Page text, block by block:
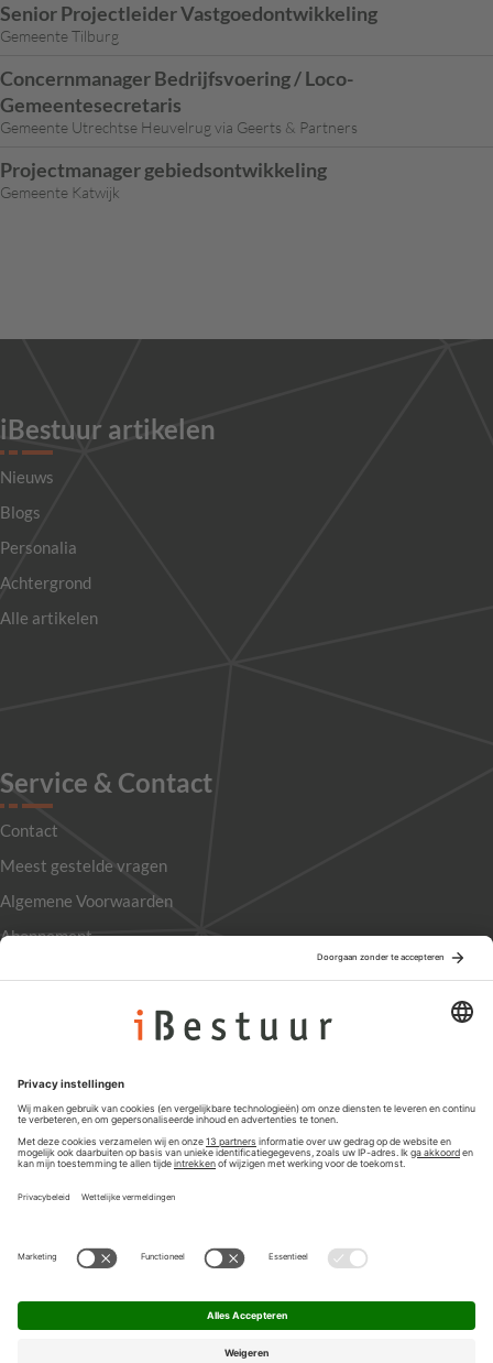
Senior Projectleider Vastgoedontwikkeling
Gemeente Tilburg
Concernmanager Bedrijfsvoering / Loco-
Gemeentesecretaris
Gemeente Utrechtse Heuvelrug via Geerts & Partners
Projectmanager gebiedsontwikkeling
Gemeente Katwijk
iBestuur artikelen
Nieuws
Blogs
Personalia
Achtergrond
Alle artikelen
Service & Contact
Contact
Meest gestelde vragen
Algemene Voorwaarden
Abonnement
Privacyinstellingen